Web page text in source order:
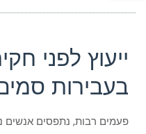
ייעוץ לפני
בעבירות
פעמים רבות, נתפסים אנשים